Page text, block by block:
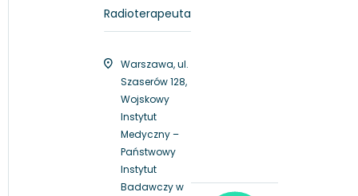
Radioterapeuta
Warszawa, ul.
Szaserów 128,
Wojskowy
Instytut
Medyczny –
Państwowy
Instytut
Badawczy w